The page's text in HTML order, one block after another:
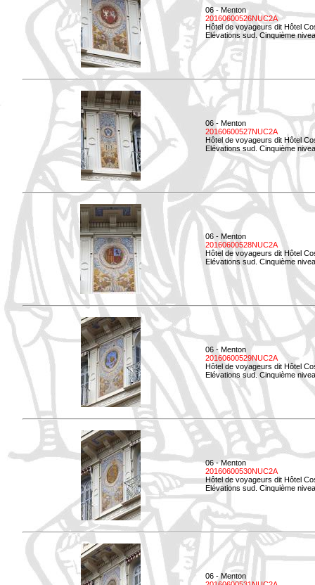
06 - Menton
20160600526NUC2A
Hôtel de voyageurs dit Hôtel
Elévations sud. Cinquième
06 - Menton
20160600527NUC2A
Hôtel de voyageurs dit Hôtel
Elévations sud. Cinquième
06 - Menton
20160600528NUC2A
Hôtel de voyageurs dit Hôtel
Elévations sud. Cinquième
06 - Menton
20160600529NUC2A
Hôtel de voyageurs dit Hôtel
Elévations sud. Cinquième
06 - Menton
20160600530NUC2A
Hôtel de voyageurs dit Hôtel
Elévations sud. Cinquième
06 - Menton